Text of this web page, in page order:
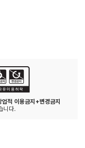
적 이용금지+변경금지
니다.